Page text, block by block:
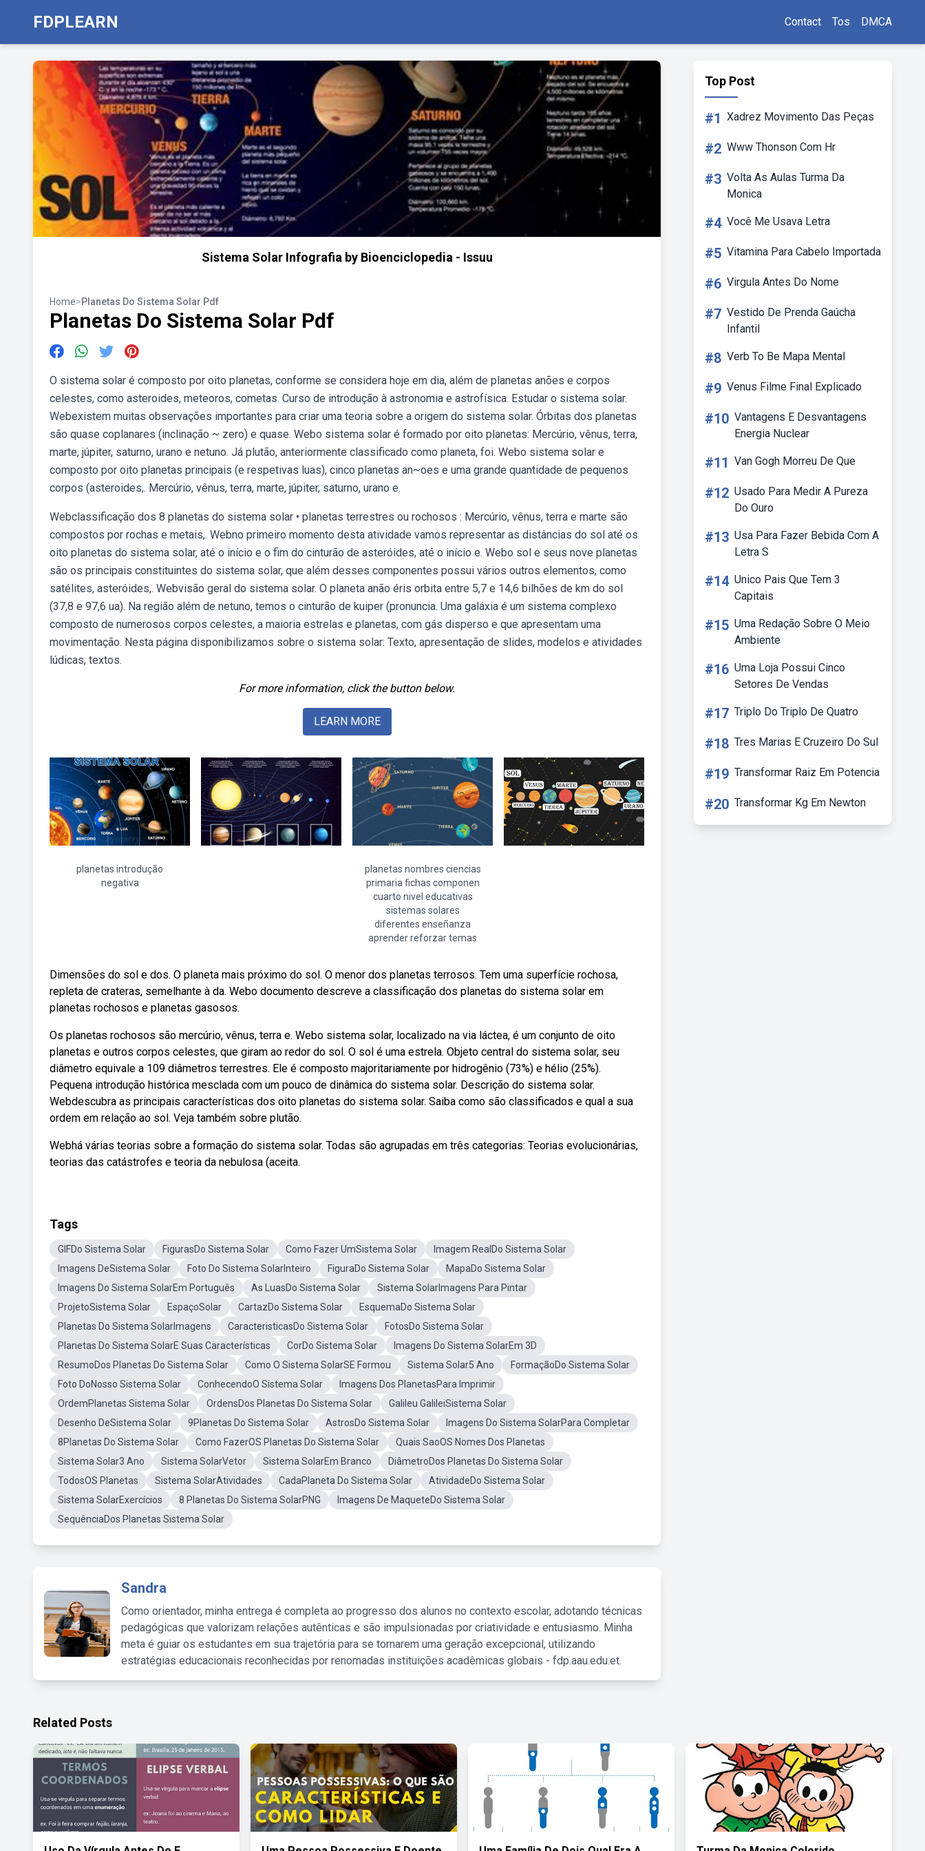
FDPLEARN Contact Tos DMCA
Sistema Solar Infografia by Bioenciclopedia - Issuu
Home>Planetas Do Sistema Solar Pdf
Planetas Do Sistema Solar Pdf
O sistema solar é composto por oito planetas, conforme se considera hoje em dia, além de planetas anões e corpos
celestes, como asteroides, meteoros, cometas. Curso de introdução à astronomia e astrofísica. Estudar o sistema solar.
Webexistem muitas observações importantes para criar uma teoria sobre a origem do sistema solar. Órbitas dos planetas
são quase coplanares (inclinação ~ zero) e quase. Webo sistema solar é formado por oito planetas: Mercúrio, vênus, terra,
marte, júpiter, saturno, urano e netuno. Já plutão, anteriormente classificado como planeta, foi. Webo sistema solar e
composto por oito planetas principais (e respetivas luas), cinco planetas an~oes e uma grande quantidade de pequenos
corpos (asteroides,. Mercúrio, vênus, terra, marte, júpiter, saturno, urano e.
Webclassificação dos 8 planetas do sistema solar • planetas terrestres ou rochosos : Mercúrio, vênus, terra e marte são
compostos por rochas e metais,. Webno primeiro momento desta atividade vamos representar as distâncias do sol até os
oito planetas do sistema solar, até o início e o fim do cinturão de asteróides, até o início e. Webo sol e seus nove planetas
são os principais constituintes do sistema solar, que além desses componentes possui vários outros elementos, como
satélites, asteróides,. Webvisão geral do sistema solar. O planeta anão éris orbita entre 5,7 e 14,6 bilhões de km do sol
(37,8 e 97,6 ua). Na região além de netuno, temos o cinturão de kuiper (pronuncia. Uma galáxia é um sistema complexo
composto de numerosos corpos celestes, a maioria estrelas e planetas, com gás disperso e que apresentam uma
movimentação. Nesta página disponibilizamos sobre o sistema solar: Texto, apresentação de slides, modelos e atividades
lúdicas, textos.
For more information, click the button below.
LEARN MORE
planetas introdução
negativa
planetas nombres ciencias
primaria fichas componen
cuarto nivel educativas
sistemas solares
diferentes enseñanza
aprender reforzar temas
Dimensões do sol e dos. O planeta mais próximo do sol. O menor dos planetas terrosos. Tem uma superfície rochosa,
repleta de crateras, semelhante à da. Webo documento descreve a classificação dos planetas do sistema solar em
planetas rochosos e planetas gasosos.
Os planetas rochosos são mercúrio, vênus, terra e. Webo sistema solar, localizado na via láctea, é um conjunto de oito
planetas e outros corpos celestes, que giram ao redor do sol. O sol é uma estrela. Objeto central do sistema solar, seu
diâmetro equivale a 109 diâmetros terrestres. Ele é composto majoritariamente por hidrogênio (73%) e hélio (25%).
Pequena introdução histórica mesclada com um pouco de dinâmica do sistema solar. Descrição do sistema solar.
Webdescubra as principais características dos oito planetas do sistema solar. Saiba como são classificados e qual a sua
ordem em relação ao sol. Veja também sobre plutão.
Webhá várias teorias sobre a formação do sistema solar. Todas são agrupadas em três categorias: Teorias evolucionárias,
teorias das catástrofes e teoria da nebulosa (aceita.
Tags
GIFDo Sistema Solar FigurasDo Sistema Solar Como Fazer UmSistema Solar
Imagem RealDo Sistema Solar
Imagens DeSistema Solar
Foto Do Sistema SolarInteiro FiguraDo Sistema Solar
MapaDo Sistema Solar
Imagens Do Sistema SolarEm Português
As LuasDo Sistema Solar
Sistema SolarImagens Para Pintar
ProjetoSistema Solar
EspaçoSolar CartazDo Sistema Solar
EsquemaDo Sistema Solar
Planetas Do Sistema SolarImagens
CaracteristicasDo Sistema Solar
FotosDo Sistema Solar
Planetas Do Sistema SolarE Suas Características
CorDo Sistema Solar
Imagens Do Sistema SolarEm 3D
ResumoDos Planetas Do Sistema Solar
Como O Sistema SolarSE Formou Sistema Solar5 Ano
FormaçãoDo Sistema Solar
Foto DoNosso Sistema Solar
ConhecendoO Sistema Solar
Imagens Dos PlanetasPara Imprimir
OrdemPlanetas Sistema Solar
OrdensDos Planetas Do Sistema Solar
Galileu GalileiSistema Solar
Desenho DeSistema Solar
9Planetas Do Sistema Solar AstrosDo Sistema Solar
Imagens Do Sistema SolarPara Completar
8Planetas Do Sistema Solar
Como FazerOS Planetas Do Sistema Solar
Quais SaoOS Nomes Dos Planetas
Sistema Solar3 Ano
Sistema SolarVetor Sistema SolarEm Branco
DiâmetroDos Planetas Do Sistema Solar
TodosOS Planetas
Sistema SolarAtividades CadaPlaneta Do Sistema Solar
AtividadeDo Sistema Solar
Sistema SolarExercícios
8 Planetas Do Sistema SolarPNG
Imagens De MaqueteDo Sistema Solar
SequênciaDos Planetas Sistema Solar
Sandra
Como orientador, minha entrega é completa ao progresso dos alunos no contexto escolar, adotando técnicas
pedagógicas que valorizam relações autênticas e são impulsionadas por criatividade e entusiasmo. Minha
meta é guiar os estudantes em sua trajetória para se tornarem uma geração excepcional, utilizando
estratégias educacionais reconhecidas por renomadas instituições acadêmicas globais - fdp.aau.edu.et.
Top Post
#1 Xadrez Movimento Das Peças
#2 Www Thonson Com Hr
#3 Volta As Aulas Turma Da
Monica
#4 Você Me Usava Letra
#5 Vitamina Para Cabelo Importada
#6 Virgula Antes Do Nome
#7 Vestido De Prenda Gaúcha
Infantil
#8 Verb To Be Mapa Mental
#9 Venus Filme Final Explicado
#10 Vantagens E Desvantagens
Energia Nuclear
#11 Van Gogh Morreu De Que
#12 Usado Para Medir A Pureza
Do Ouro
#13 Usa Para Fazer Bebida Com A
Letra S
#14 Unico Pais Que Tem 3
Capitais
#15 Uma Redação Sobre O Meio
Ambiente
#16 Uma Loja Possui Cinco
Setores De Vendas
#17 Triplo Do Triplo De Quatro
#18 Tres Marias E Cruzeiro Do Sul
#19 Transformar Raiz Em Potencia
#20 Transformar Kg Em Newton
Related Posts